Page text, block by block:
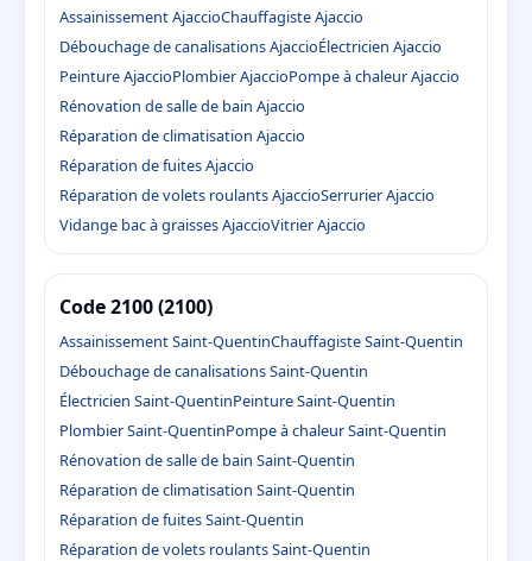
Assainissement AjaccioChauffagiste Ajaccio
Débouchage de canalisations AjaccioÉlectricien Ajaccio
Peinture AjaccioPlombier AjaccioPompe à chaleur Ajaccio
Rénovation de salle de bain Ajaccio
Réparation de climatisation Ajaccio
Réparation de fuites Ajaccio
Réparation de volets roulants AjaccioSerrurier Ajaccio
Vidange bac à graisses AjaccioVitrier Ajaccio
Code 2100 (2100)
Assainissement Saint-QuentinChauffagiste Saint-Quentin
Débouchage de canalisations Saint-Quentin
Électricien Saint-QuentinPeinture Saint-Quentin
Plombier Saint-QuentinPompe à chaleur Saint-Quentin
Rénovation de salle de bain Saint-Quentin
Réparation de climatisation Saint-Quentin
Réparation de fuites Saint-Quentin
Réparation de volets roulants Saint-Quentin